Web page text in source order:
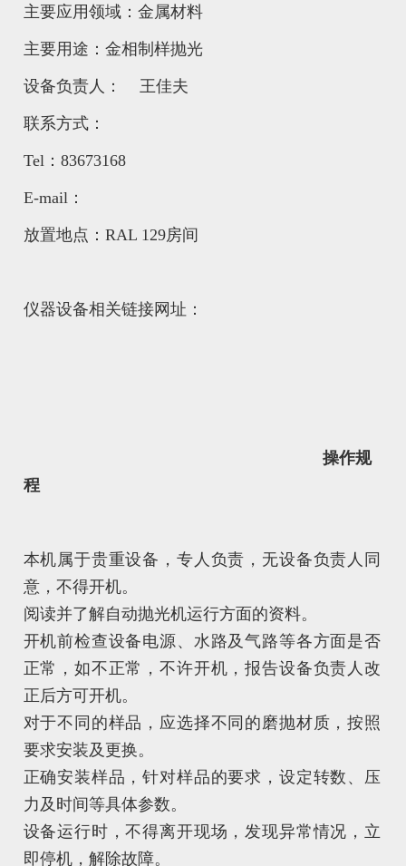
主要应用领域：金属材料
主要用途：金相制样抛光
设备负责人： 王佳夫
联系方式：
Tel：83673168
E-mail：
放置地点：RAL 129房间
仪器设备相关链接网址：
操作规
程
本机属于贵重设备，专人负责，无设备负责人同
意，不得开机。
阅读并了解自动抛光机运行方面的资料。
开机前检查设备电源、水路及气路等各方面是否
正常，如不正常，不许开机，报告设备负责人改
正后方可开机。
对于不同的样品，应选择不同的磨抛材质，按照
要求安装及更换。
正确安装样品，针对样品的要求，设定转数、压
力及时间等具体参数。
设备运行时，不得离开现场，发现异常情况，立
即停机，解除故障。